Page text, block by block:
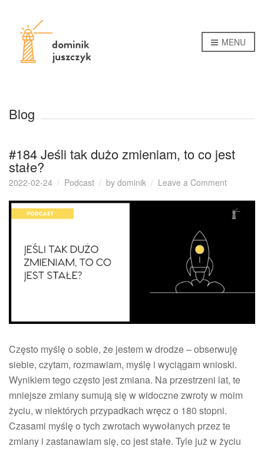
MENU
Blog
#184 Jeśli tak dużo zmieniam, to co jest
stałe?
2022-02-24 Podcast by dominik Leave a Commenton
Jeśli
tak
stałe?
Często myślę o sobie, że jestem w drodze – obserwuję
siebie, czytam, rozmawiam, myślę i wyciągam wnioski.
Wynikiem tego często jest zmiana. Na przestrzeni lat, te
mniejsze zmiany sumują się w widoczne zwroty w moim
życiu, w niektórych przypadkach wręcz o 180 stopni.
Czasami myślę o tych zwrotach wywołanych przez te
zmiany i zastanawiam się, co jest stałe. Tyle już w życiu